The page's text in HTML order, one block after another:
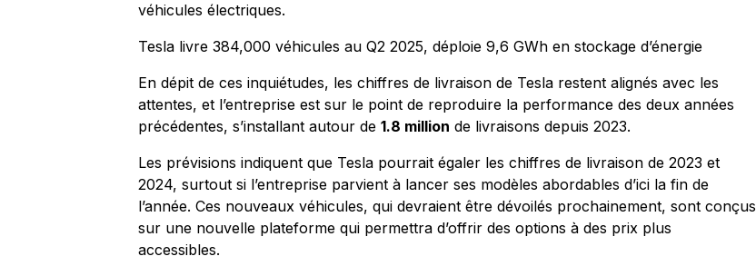
véhicules électriques.
Tesla livre 384,000 véhicules au Q2 2025, déploie 9,6 GWh en stockage d’énergie
En dépit de ces inquiétudes, les chiffres de livraison de Tesla restent alignés avec les
attentes, et l’entreprise est sur le point de reproduire la performance des deux années
précédentes, s’installant autour de 1.8 million de livraisons depuis 2023.
Les prévisions indiquent que Tesla pourrait égaler les chiffres de livraison de 2023 et
2024, surtout si l’entreprise parvient à lancer ses modèles abordables d’ici la fin de
l’année. Ces nouveaux véhicules, qui devraient être dévoilés prochainement, sont conçus
sur une nouvelle plateforme qui permettra d’offrir des options à des prix plus
accessibles.